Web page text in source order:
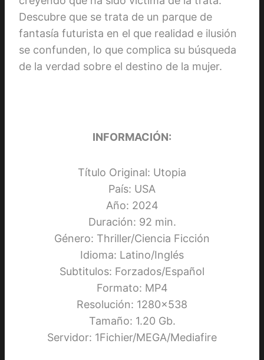
Descubre que se trata de un parque de
fantasía futurista en el que realidad e ilusión
se confunden, lo que complica su búsqueda
de la verdad sobre el destino de la mujer.
INFORMACIÓN:
Título Original: Utopia
País: USA
Año: 2024
Duración: 92 min.
Género: Thriller/Ciencia Ficción
Idioma: Latino/Inglés
Subtitulos: Forzados/Español
Formato: MP4
Resolución: 1280×538
Tamaño: 1.20 Gb.
Servidor: 1Fichier/MEGA/Mediafire